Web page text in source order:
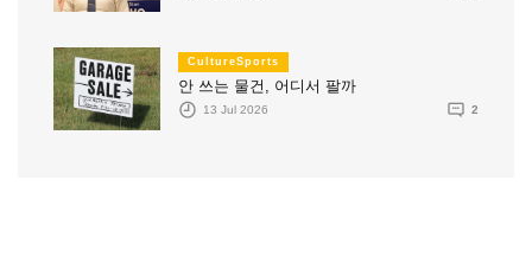
CultureSports
안 쓰는 물건, 어디서 팔까
13 Jul 2026 2